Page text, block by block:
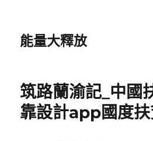
能量大釋放
筑路蘭渝記_中國
靠設計app國度扶